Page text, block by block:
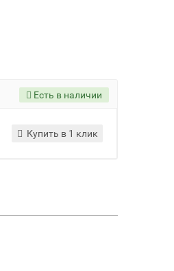
Есть в наличии
Купить в 1 клик